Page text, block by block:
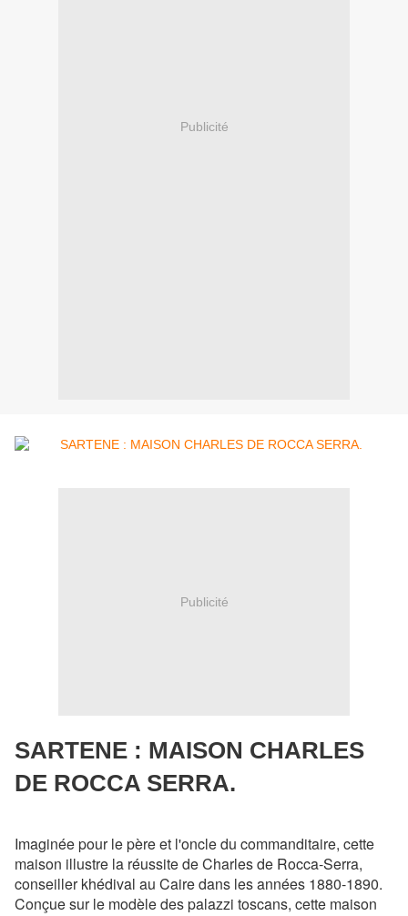
Publicité
Publicité
SARTENE : MAISON CHARLES
DE ROCCA SERRA.
Imaginée pour le père et l'oncle du commanditaire, cette
maison illustre la réussite de Charles de Rocca-Serra,
conseiller khédival au Caire dans les années 1880-1890.
Conçue sur le modèle des palazzi toscans, cette maison